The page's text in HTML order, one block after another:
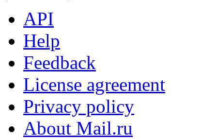
API
Help
Feedback
License agreement
Privacy policy
About Mail.ru